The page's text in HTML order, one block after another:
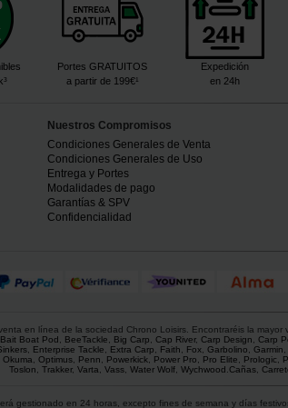
Portes GRATUITOS
a partir de 199€¹
Expedición
en 24h
Nuestros Compromisos
Condiciones Generales de Venta
Condiciones Generales de Uso
Entrega y Portes
Modalidades de pago
Garantías & SPV
Confidencialidad
en línea de la sociedad Chrono Loisirs. Encontraréis la mayor
Bait Boat Pod BeeTackle Big Carp Cap River, Carp Design Carp
Enterprise Tackle Extra Carp Faith Fox Garbolino Garmin
Okuma Optimus Penn Powerkick Power Pro Pro Elite Prologic
Toslon
Trakker, Varta Vass Water Wolf Wychwood Cañas
gestionado en 24 horas, excepto fines de semana y días